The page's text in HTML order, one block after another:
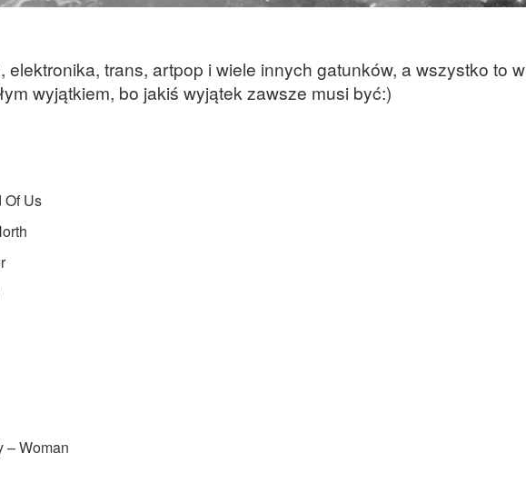
elektronika, trans, artpop i wiele innych gatunków, a wszystko to w
wyjątkiem, bo jakiś wyjątek zawsze musi być:)
Of Us
– Woman